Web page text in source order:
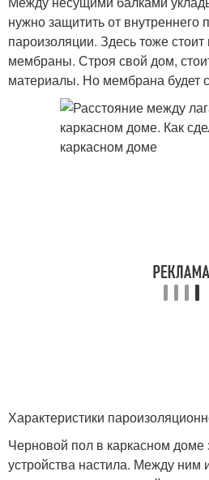
нужно защитить от
пароизоляции. Здесь тоже
мембраны. Строя свой дом,
материалы. Но мембрана будет
Характеристики
Черновой пол в каркасном
устройства настила. Между ним